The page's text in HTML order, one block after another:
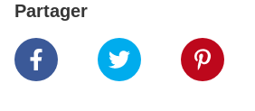
Partager